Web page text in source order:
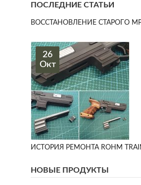
ПОСЛЕДНИЕ СТАТЬИ
ВОССТАНОВЛЕНИЕ СТАРОГО
26
Окт
ИСТОРИЯ РЕМОНТА ROHM
НОВЫЕ ПРОДУКТЫ